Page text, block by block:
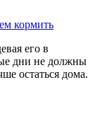
кормить
его в
дни не должны
остаться дома.